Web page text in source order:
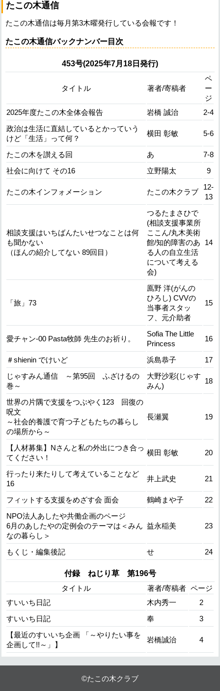
たこの木通信
たこの木通信は毎月第3木曜発行している会報です！
たこの木通信バックナンバー目次
453号(2025年7月18日発行)
タイトル 著者/寄稿者
ペ
ー
ジ
2025年度たこの木全体会報告
岩橋 誠治
2-4
政治は生活に直結しているとかっていう
けど「生活」って何？
横田 彰敏 5-6
たこの木を讃える回 あ
7-8
社会に向けて その16
立野陽太 9
たこの木インフォメーション たこの木クラブ
12-
13
相談支援はいちばんたいせつなことは何
も聞かない
（ほんの紹介してない 89回目）
つるたまさひで
(相談支援事業所
ここん/丸木美術
館/知的障害のあ
る人の自立生活
について考える
会)
14
「旅」73
鳫野 洋(がんの
ひろし) CVVの
当事者スタッ
フ、元介助者
15
愛チャン-00 Pasta牧師 先生のお祈り。
Sofia The Little
Princess
16
＃shienin でけいど 浜島恭子
17
じゃすみん通信 ～第95回 ふざけるの
巻～
大野沙彩(じゃす
みん)
18
世界の片隅で支援をつぶやく123 回復の
呪文
～社会的養護で育つ子どもたちの暮らし
の場所から～
長瀬翼 19
【人材募集】Nさんと私の外出につき合っ
てください！
横田 彰敏 20
行ったり来たりして考えていることなど
16
井上武史 21
フィットする支援をめざす会 面会 鶴崎まや子
22
NPO法人あしたや共働企画のページ
6月のあしたやの定例会のテーマは＜みん
なの暮らし＞
益永稲美 23
もくじ・編集後記 せ 24
付録 ねじり草 第196号
タイトル
著者/寄稿者 ページ
すいいち日記
木内秀一
2
すいいち日記
奉
3
【最近のすいいち企画 「～やりたい事を
企画して!!～」】
岩橋誠治 4
©たこの木クラブ